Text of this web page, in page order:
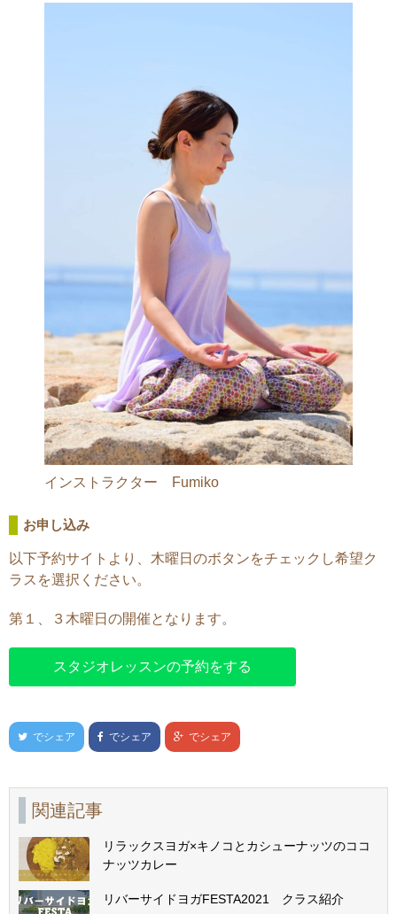
インストラクター Fumiko
お申し込み
以下予約サイトより、木曜日のボタンをチェックし希望ク
ラスを選択ください。
第１、３木曜日の開催となります。
スタジオレッスンの予約をする
でシェア でシェア でシェア
関連記事
リラックスヨガ×キノコとカシューナッツのココ
ナッツカレー
リバーサイドヨガFESTA2021 クラス紹介